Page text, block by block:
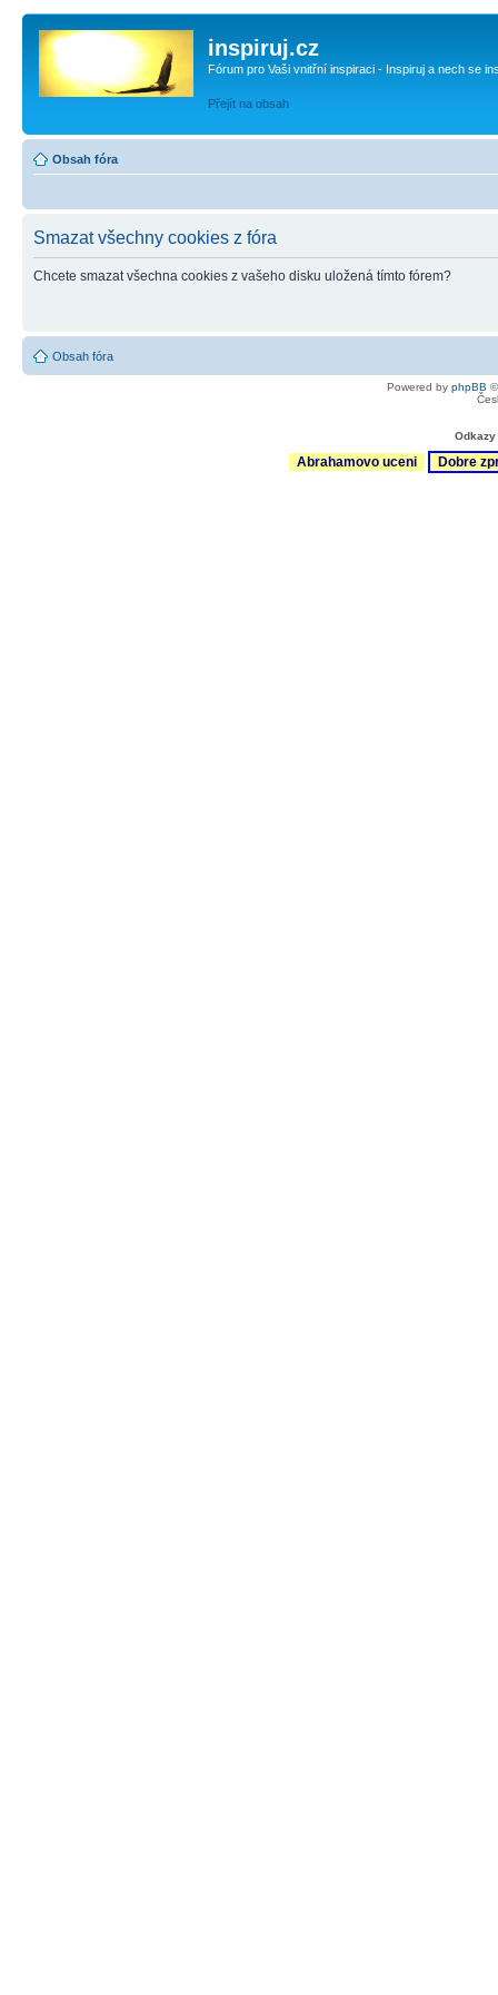
inspiruj.cz
Fórum pro Vaši vnitřní inspiraci - Inspiruj a nech se
Přejít na obsah
Obsah fóra
Smazat všechny cookies z fóra
Chcete smazat všechna cookies z vašeho disku uložená tímto fórem?
Obsah fóra
Powered by phpBB
Abrahamovo uceni Dobre